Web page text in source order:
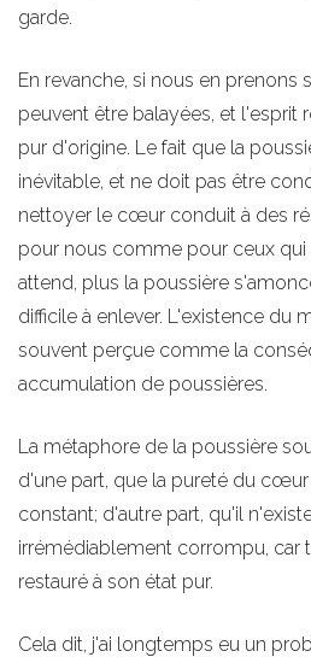
garde.
En revanche, si nous en prenons
peuvent être balayées, et l'esprit
pur d'origine. Le fait que la
inévitable, et ne doit pas être
nettoyer le cœur conduit à des
pour nous comme pour ceux qui
attend, plus la poussière
difficile à enlever. L'existence du
souvent perçue comme la
accumulation de poussières.
La métaphore de la poussière
d'une part, que la pureté du
constant; d'autre part, qu'il
irrémédiablement corrompu,
restauré à son état pur.
Cela dit, j'ai longtemps eu un